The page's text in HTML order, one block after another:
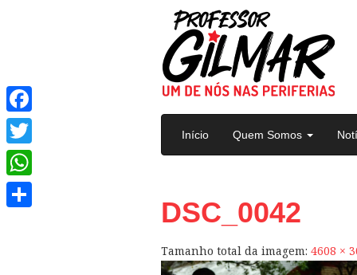
Pular para o conteúdo
Início Quem Somos
DSC_0042
Tamanho total da imagem: 4608 ×
Facebook
Twitter
WhatsApp